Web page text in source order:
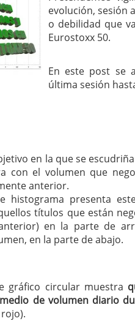
CATALEJO SOBRE IBEX35.
alcanzar la zona de
rebote interesante
evolución, sesión
o debilidad que
Eurostoxx 50.
En este post se
última sesión
en la que se
con el volumen que
anterior.
histograma presenta
títulos que están
en la parte de
en la parte de abajo.
gráfico circular muestra
de volumen diario